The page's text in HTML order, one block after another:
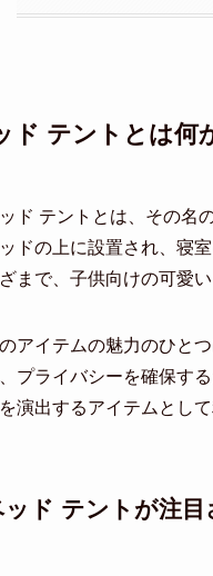
ド テントとは何
ド テントとは、その名
ドの上に設置され、寝
まで、子供向けの可愛
アイテムの魅力のひと
プライバシーを確保す
演出するアイテムとし
ッド テントが注目